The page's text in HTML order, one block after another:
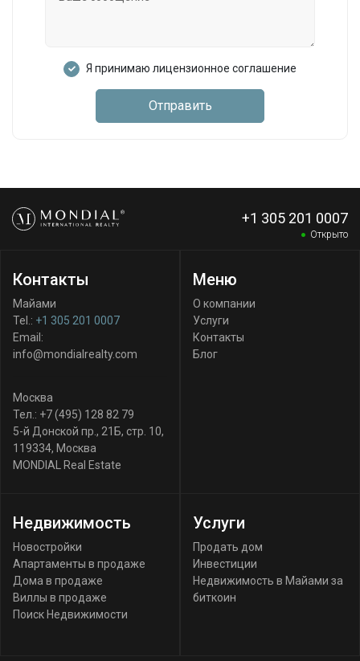
Я принимаю лицензионное соглашение
Отправить
+1 305 201 0007
Открыто
Контакты
Майами
Tel.: +1 305 201 0007
Email:
info@mondialrealty.com
Москва
Тел.: +7 (495) 128 82 79
5-й Донской пр., 21Б, стр. 10,
119334, Москва
MONDIAL Real Estate
Меню
О компании
Услуги
Контакты
Блог
Недвижимость
Новостройки
Апартаменты в продаже
Дома в продаже
Виллы в продаже
Поиск Недвижимости
Услуги
Продать дом
Инвестиции
Недвижимость в Майами за
биткоин